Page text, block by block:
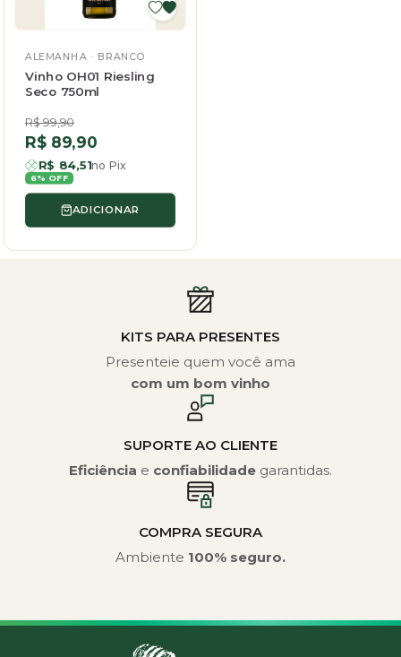
ALEMANHA · BRANCO
Vinho OH01 Riesling
Seco 750ml
Preço
promocional
R$ 89,90
Preço
normal
R$ 99,90
R$ 84,51no Pix
6% OFF
ADICIONAR
KITS PARA PRESENTES
Presenteie quem você ama
com um bom vinho
SUPORTE AO CLIENTE
Eficiência e confiabilidade garantidas.
COMPRA SEGURA
Ambiente 100% seguro.